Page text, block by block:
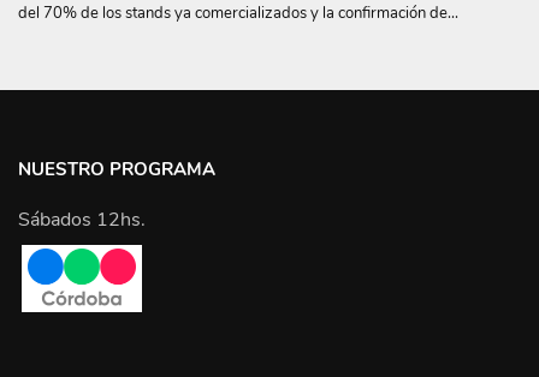
del 70% de los stands ya comercializados y la confirmación de...
NUESTRO PROGRAMA
Sábados 12hs.